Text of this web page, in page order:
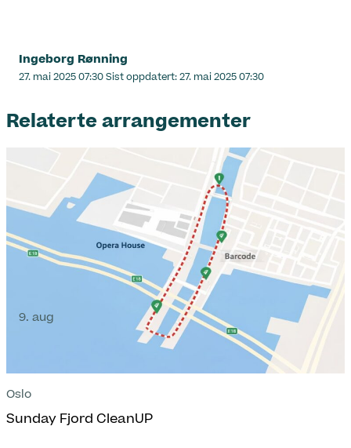
Ingeborg Rønning
Lagt
27. mai 2025 07:30Sist oppdatert:27. mai 2025 07:30
Relaterte arrangementer
9. aug
Oslo
Sunday Fjord CleanUP